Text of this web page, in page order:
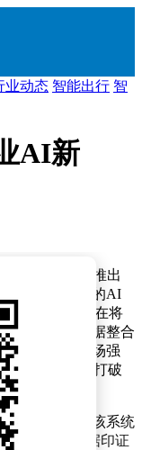
业动态 智能出行 智
AI新
一万物正式推出
款面向高管层的AI
这些产品旨在将
流程，通过数据整合
李开复在现场强
的参与是打破
试显示，使用该系统
。这一数据印证